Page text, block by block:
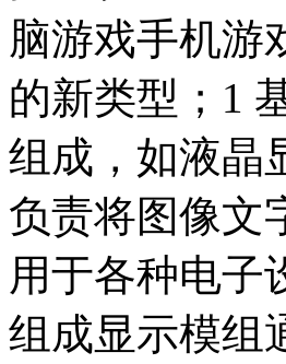
脑游戏手机游
的新类型；1
组成，如液晶
负责将图像文
用于各种电子
组成显示模组